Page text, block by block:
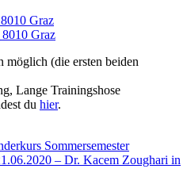
Graz
8010 Graz
(die ersten beiden
Lange Trainingshose
du hier.
Sommersemester
– Dr. Kacem Zoughari in